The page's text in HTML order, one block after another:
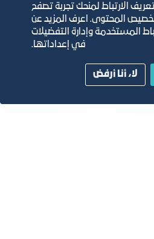
الارتباط لمنحك تجربة تصفح
المحتوى. اعرف المزيد عن
المستخدمة وإدارة التفضيلات
في إعداداتها.
لا، أنا أرفض